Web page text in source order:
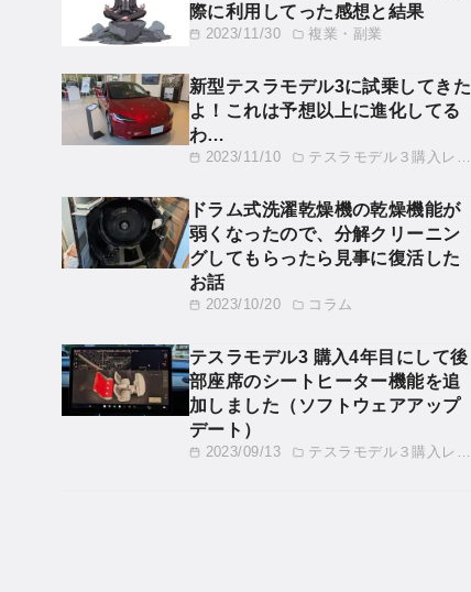
2023/11/30 複業・副業
際に利用してった感想と結果
2023/11/10 テスラモデル３購入レビュー
新型テスラモデル3に試乗してきた
よ！これは予想以上に進化してる
わ…
2023/10/20 コラム
ドラム式洗濯乾燥機の乾燥機能が
弱くなったので、分解クリーニン
グしてもらったら見事に復活した
お話
2023/09/13 テスラモデル３購入レビュー
テスラモデル3 購入4年目にして後
部座席のシートヒーター機能を追
加しました（ソフトウェアアップ
デート）